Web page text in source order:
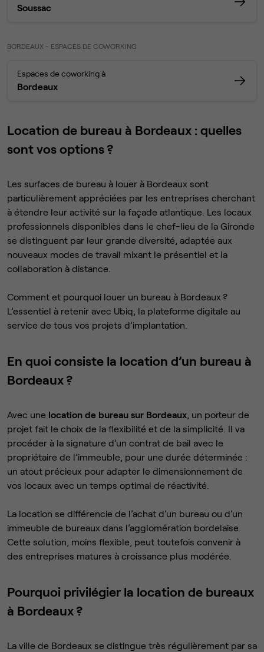
Soussac
BORDEAUX - ESPACES DE COWORKING
Espaces de coworking à
Bordeaux
Location de bureau à Bordeaux : quelles
sont vos options ?
Les surfaces de bureau à louer à Bordeaux sont
particulièrement appréciées par les entreprises cherchant
à étendre leur activité sur la façade atlantique. Les locaux
professionnels disponibles dans le chef-lieu de la Gironde
se distinguent par leur grande diversité, adaptée aux
nouveaux modes de travail mixant le présentiel et la
collaboration à distance.
Comment et pourquoi louer un bureau à Bordeaux ?
L’essentiel à retenir avec Ubiq, la plateforme digitale au
service de tous vos projets d’implantation.
En quoi consiste la location d’un bureau à
Bordeaux ?
Avec une location de bureau sur Bordeaux, un porteur de
projet fait le choix de la flexibilité et de la simplicité. Il va
procéder à la signature d’un contrat de bail avec le
propriétaire de l’immeuble, pour une durée déterminée :
un atout précieux pour adapter le dimensionnement de
vos locaux avec un temps optimal de réactivité.
La location se différencie de l’achat d’un bureau ou d’un
immeuble de bureaux dans l’agglomération bordelaise.
Cette solution, moins flexible, peut toutefois convenir à
des entreprises matures à croissance plus modérée.
Pourquoi privilégier la location de bureaux
à Bordeaux ?
La ville de Bordeaux se distingue très régulièrement par sa